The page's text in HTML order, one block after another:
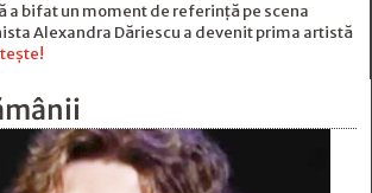
a bifat un moment de referință pe scena
Alexandra Dăriescu a devenit prima artistă